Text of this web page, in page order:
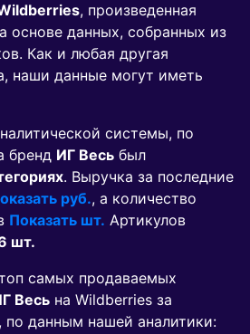
, произведенная
основе данных, собранных из
Как и любая другая
наши данные могут иметь
системы, по
бренд ИГ Весь был
. Выручка за последние
руб., а количество
Показать шт. Артикулов
шт.
самых продаваемых
Весь на Wildberries за
данным нашей аналитики: